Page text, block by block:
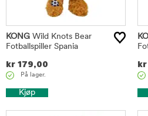
KONG Wild Knots Bear
Fotballspiller Spania
kr 179,00
På lager.
Kjøp
kr